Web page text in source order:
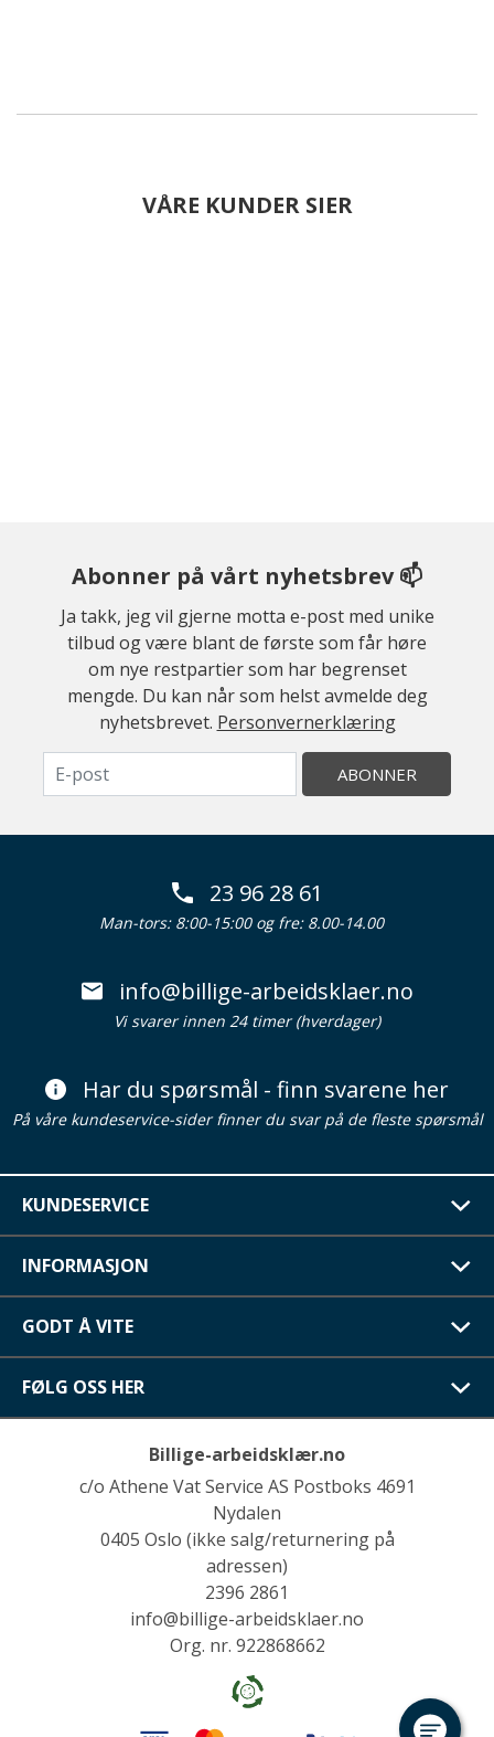
VÅRE KUNDER SIER
Abonner på vårt nyhetsbrev 📫
Ja takk, jeg vil gjerne motta e-post med unike
tilbud og være blant de første som får høre
om nye restpartier som har begrenset
mengde. Du kan når som helst avmelde deg
nyhetsbrevet. Personvernerklæring
ABONNER
23 96 28 61
Man-tors: 8:00-15:00 og fre: 8.00-14.00
info@billige-arbeidsklaer.no
Vi svarer innen 24 timer (hverdager)
Har du spørsmål - finn svarene her
På våre kundeservice-sider finner du svar på de fleste spørsmål
KUNDESERVICE
INFORMASJON
GODT Å VITE
FØLG OSS HER
Billige-arbeidsklær.no
c/o Athene Vat Service AS Postboks 4691
Nydalen
0405 Oslo (ikke salg/returnering på
adressen)
2396 2861
info@billige-arbeidsklaer.no
Org. nr. 922868662